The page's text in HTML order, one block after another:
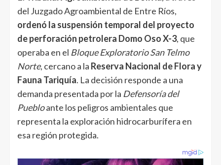
del Juzgado Agroambiental de Entre Ríos,
ordenó la suspensión temporal del proyecto
de perforación petrolera Domo Oso X-3, que
operaba en el Bloque Exploratorio San Telmo
Norte, cercano a la Reserva Nacional de Flora y
Fauna Tariquía. La decisión responde a una
demanda presentada por la Defensoría del
Puebloante los peligros ambientales que
representa la exploración hidrocarburífera en
esa región protegida.